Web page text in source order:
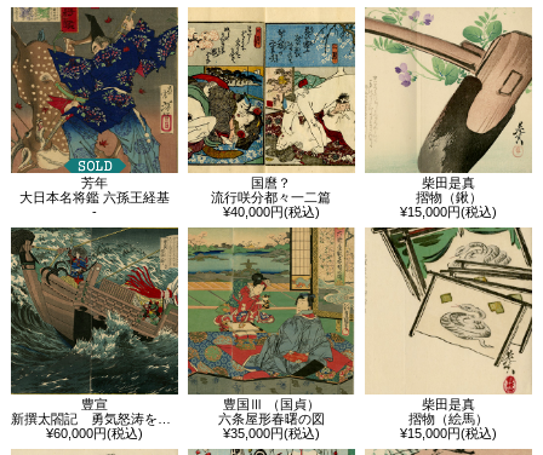
芳年
大日本名将鑑 六孫王経基
-
国麿？
流行咲分都々一二篇
¥40,000円(税込)
柴田是真
摺物（鍬）
¥15,000円(税込)
豊宣
新撰太閤記 勇気怒涛を蹴る
¥60,000円(税込)
豊国Ⅲ （国貞）
六条屋形春曙の図
¥35,000円(税込)
柴田是真
摺物（絵馬）
¥15,000円(税込)